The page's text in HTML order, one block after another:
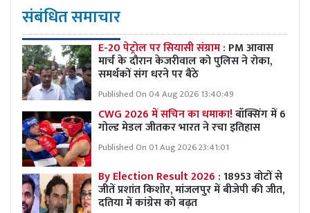
संबंधित समाचार
E-20 पेट्रोल पर सियासी संग्राम : PM आवास
मार्च के दौरान केजरीवाल को पुलिस ने रोका,
समर्थकों संग धरने पर बैठे
Published On 04 Aug 2026 13:40:49
CWG 2026 में सचिन का धमाका!बॉक्सिंग में 6
गोल्ड मेडल जीतकर भारत ने रचा इतिहास
Published On 01 Aug 2026 23:41:01
By Election Result 2026 :18953 वोटों से
जीतें प्रशांत किशोर, मांजलपुर में बीजेपी की जीत,
दतिया में कांग्रेस को बढ़त